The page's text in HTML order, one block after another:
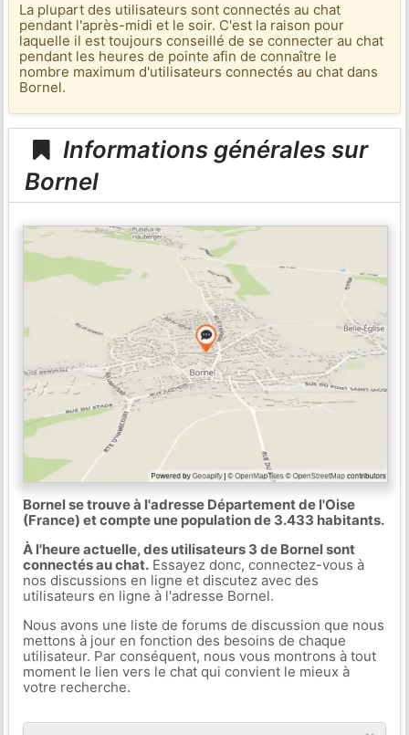
La plupart des utilisateurs sont connectés au chat
pendant l'après-midi et le soir. C'est la raison pour
laquelle il est toujours conseillé de se connecter au chat
pendant les heures de pointe afin de connaître le
nombre maximum d'utilisateurs connectés au chat dans
Bornel.
Informations générales sur
Bornel
Bornel se trouve à l'adresse Département de l'Oise
(France) et compte une population de 3.433 habitants.
À l'heure actuelle, des utilisateurs 3 de Bornel sont
connectés au chat.Essayez donc, connectez-vous à
nos discussions en ligne et discutez avec des
utilisateurs en ligne à l'adresse Bornel.
Nous avons une liste de forums de discussion que nous
mettons à jour en fonction des besoins de chaque
utilisateur. Par conséquent, nous vous montrons à tout
moment le lien vers le chat qui convient le mieux à
votre recherche.